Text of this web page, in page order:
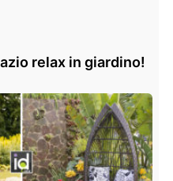
relax in giardino!